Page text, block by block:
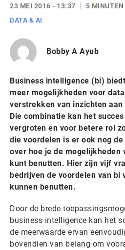
23 MEI 2016 - 13:37 5
DATA & AI
Bobby A Ayub
Business intelligence (bi)
meer mogelijkheden voor
verstrekken van inzichten
Die combinatie kan het
vergroten en voor betere roi
die voordelen is er ook nog
over hoe je de mogelijkheden
kunt benutten. Hier zijn vijf
bedrijven de voordelen van bi
kunnen benutten.
Door de brede
business intelligence kan het
de meerwaarde ervan
bovendien van belang om